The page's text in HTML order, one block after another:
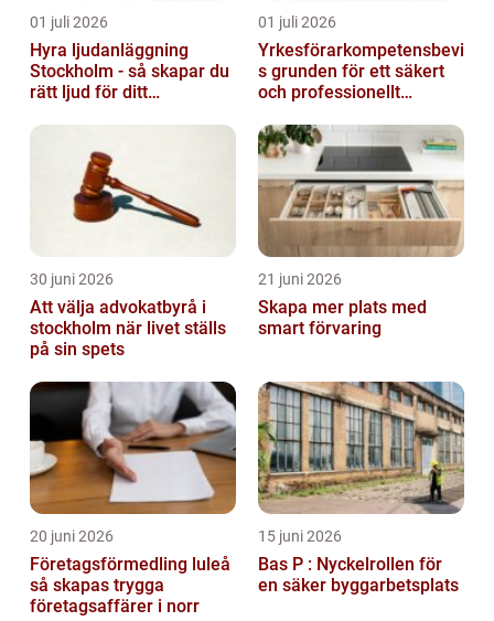
01 juli 2026
Hyra ljudanläggning
Stockholm - så skapar du
rätt ljud för ditt
01 juli 2026
Yrkesförarkompetensbevi
s grunden för ett säkert
och professionellt
30 juni 2026
Att välja advokatbyrå i
stockholm när livet ställs
på sin spets
21 juni 2026
Skapa mer plats med
smart förvaring
20 juni 2026
Företagsförmedling luleå
så skapas trygga
företagsaffärer i norr
15 juni 2026
Bas P : Nyckelrollen för
en säker byggarbetsplats